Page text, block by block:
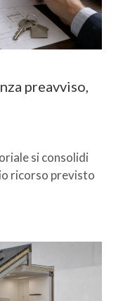
preavviso,
si consolidi
ricorso previsto